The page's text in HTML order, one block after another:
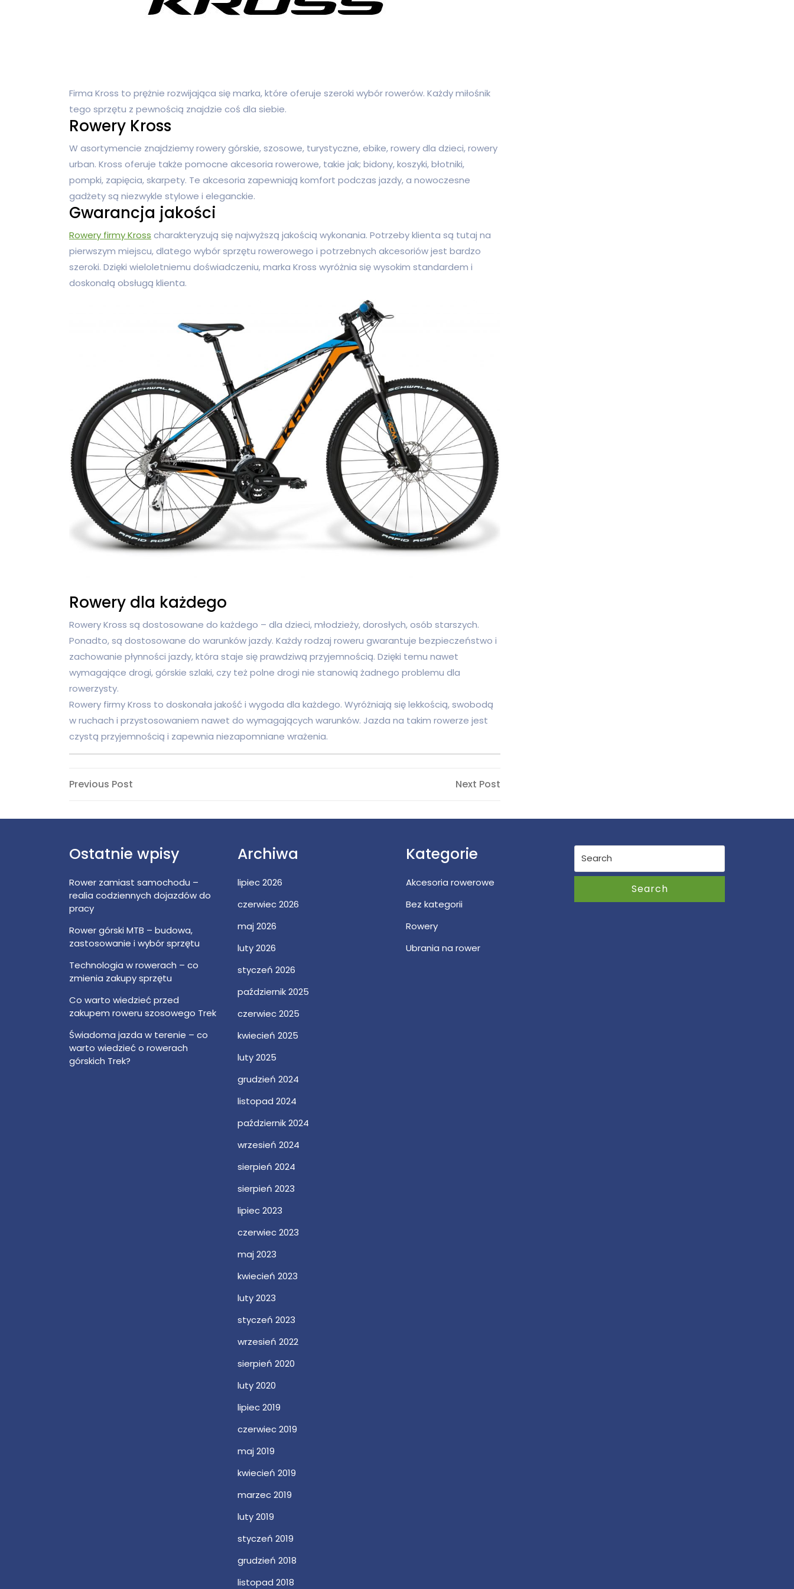
Firma Kross to prężnie rozwijająca się marka, które oferuje szeroki wybór rowerów. Każdy miłośnik
tego sprzętu z pewnością znajdzie coś dla siebie.
Rowery Kross
W asortymencie znajdziemy rowery górskie, szosowe, turystyczne, ebike, rowery dla dzieci, rowery
urban. Kross oferuje także pomocne akcesoria rowerowe, takie jak; bidony, koszyki, błotniki,
pompki, zapięcia, skarpety. Te akcesoria zapewniają komfort podczas jazdy, a nowoczesne
gadżety są niezwykle stylowe i eleganckie.
Gwarancja jakości
Rowery firmy Kross charakteryzują się najwyższą jakością wykonania. Potrzeby klienta są tutaj na
pierwszym miejscu, dlatego wybór sprzętu rowerowego i potrzebnych akcesoriów jest bardzo
szeroki. Dzięki wieloletniemu doświadczeniu, marka Kross wyróżnia się wysokim standardem i
doskonałą obsługą klienta.
Rowery dla każdego
Rowery Kross są dostosowane do każdego – dla dzieci, młodzieży, dorosłych, osób starszych.
Ponadto, są dostosowane do warunków jazdy. Każdy rodzaj roweru gwarantuje bezpieczeństwo i
zachowanie płynności jazdy, która staje się prawdziwą przyjemnością. Dzięki temu nawet
wymagające drogi, górskie szlaki, czy też polne drogi nie stanowią żadnego problemu dla
rowerzysty.
Rowery firmy Kross to doskonała jakość i wygoda dla każdego. Wyróżniają się lekkością, swobodą
w ruchach i przystosowaniem nawet do wymagających warunków. Jazda na takim rowerze jest
czystą przyjemnością i zapewnia niezapomniane wrażenia.
Nawigacja
Previous
Previous Post Next Post
Ostatnie wpisy
Rower zamiast samochodu –
realia codziennych dojazdów do
pracy
Rower górski MTB – budowa,
zastosowanie i wybór sprzętu
Technologia w rowerach – co
zmienia zakupy sprzętu
Co warto wiedzieć przed
zakupem roweru szosowego Trek
Świadoma jazda w terenie – co
warto wiedzieć o rowerach
górskich Trek?
Archiwa
lipiec 2026
czerwiec 2026
maj 2026
luty 2026
styczeń 2026
październik 2025
czerwiec 2025
kwiecień 2025
luty 2025
grudzień 2024
listopad 2024
październik 2024
wrzesień 2024
sierpień 2024
sierpień 2023
lipiec 2023
czerwiec 2023
maj 2023
kwiecień 2023
luty 2023
styczeń 2023
wrzesień 2022
sierpień 2020
luty 2020
lipiec 2019
czerwiec 2019
maj 2019
kwiecień 2019
marzec 2019
luty 2019
styczeń 2019
grudzień 2018
listopad 2018
Kategorie
Akcesoria rowerowe
Bez kategorii
Rowery
Ubrania na rower
for:
Search